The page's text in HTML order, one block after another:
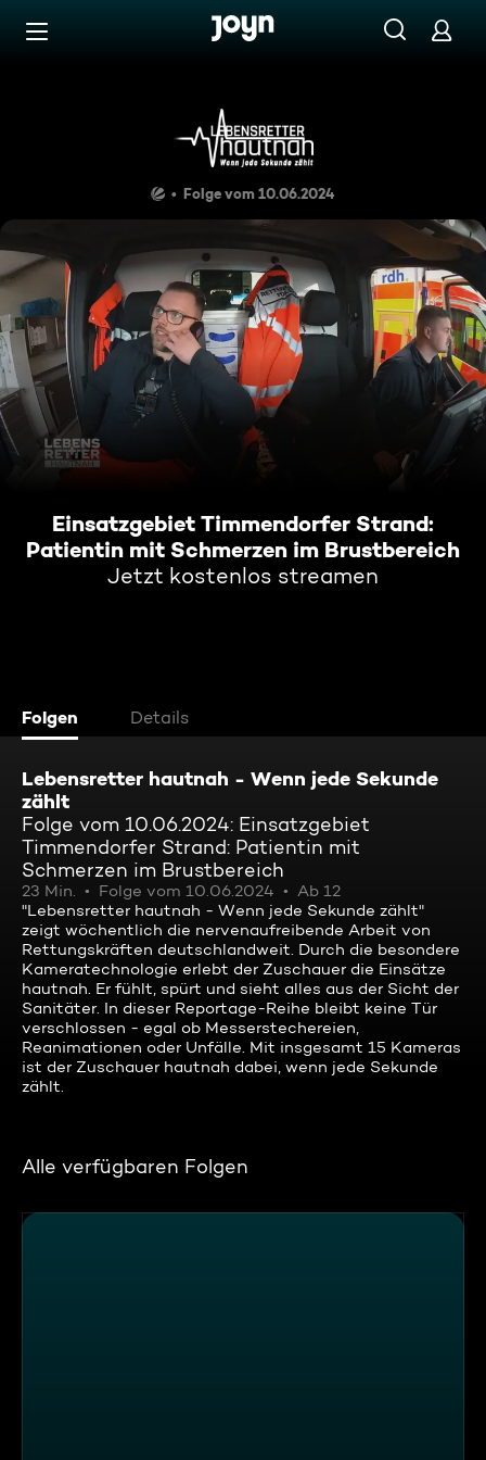
Zum Inhalt springen
Folge vom 10.06.2024
Einsatzgebiet Timmendorfer Strand:
Patientin mit Schmerzen im Brustbereich
Jetzt kostenlos streamen
Folgen Details
Lebensretter hautnah - Wenn jede Sekunde
zählt
Folge vom 10.06.2024: Einsatzgebiet
Timmendorfer Strand: Patientin mit
Schmerzen im Brustbereich
23 Min. Folge vom 10.06.2024
Ab 12
"Lebensretter hautnah - Wenn jede Sekunde zählt"
zeigt wöchentlich die nervenaufreibende Arbeit von
Rettungskräften deutschlandweit. Durch die besondere
Kameratechnologie erlebt der Zuschauer die Einsätze
hautnah. Er fühlt, spürt und sieht alles aus der Sicht der
Sanitäter. In dieser Reportage-Reihe bleibt keine Tür
verschlossen - egal ob Messerstechereien,
Reanimationen oder Unfälle. Mit insgesamt 15 Kameras
ist der Zuschauer hautnah dabei, wenn jede Sekunde
zählt.
Alle verfügbaren Folgen